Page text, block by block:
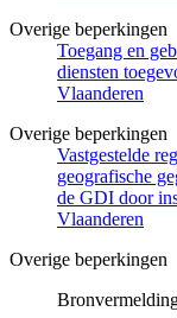
Overige beperkingen
Toegang en
diensten
Vlaanderen
Overige beperkingen
Vastgestelde
geografische
de GDI door
Vlaanderen
Overige beperkingen